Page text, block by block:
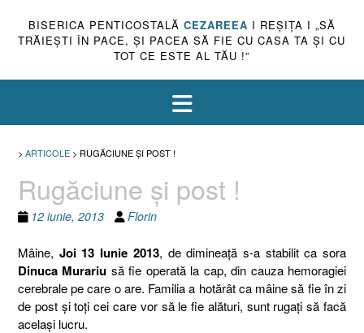
BISERICA PENTICOSTALĂ CEZAREEA I REŞIŢA I „SĂ
TRĂIEŞTI ÎN PACE, ŞI PACEA SĂ FIE CU CASA TA ŞI CU
TOT CE ESTE AL TĂU !”
> ARTICOLE > RUGĂCIUNE ŞI POST !
Rugăciune şi post !
12 iunie, 2013 Florin
Mâine, Joi 13 Iunie 2013, de dimineaţă s-a stabilit ca sora
Dinuca Murariu să fie operată la cap, din cauza hemoragiei
cerebrale pe care o are. Familia a hotărât ca mâine să fie în zi
de post şi toţi cei care vor să le fie alături, sunt rugaţi să facă
acelaşi lucru.